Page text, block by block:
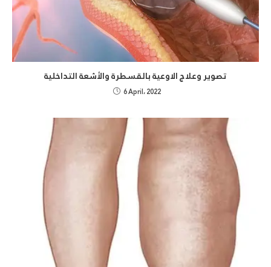
تصوير وعلاج الاوعية بالقسطرة والأشعة التداخلية
6 April، 2022